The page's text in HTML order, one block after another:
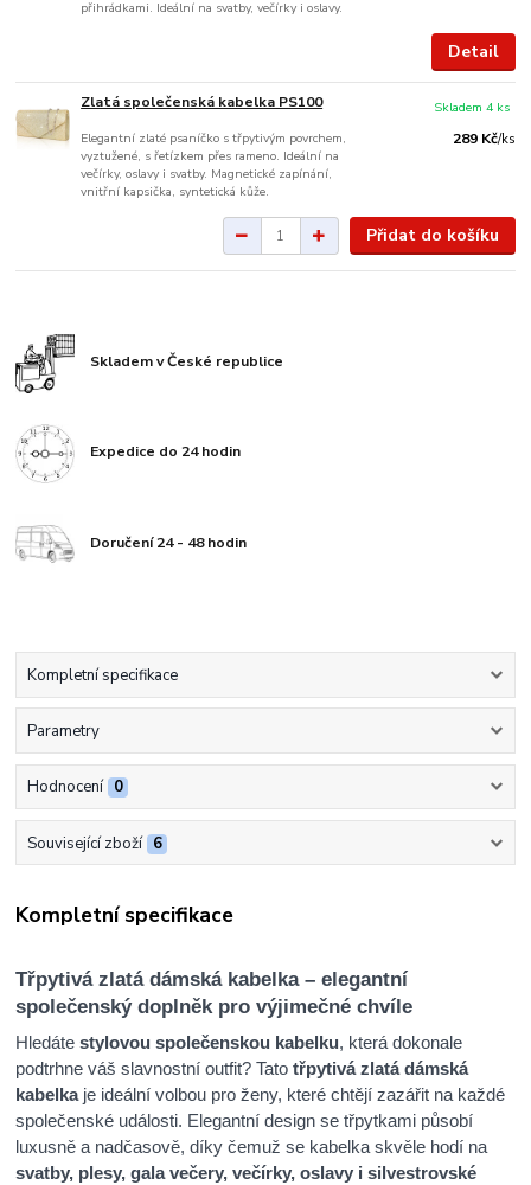
přihrádkami. Ideální na svatby, večírky i oslavy.
Detail
Zlatá společenská kabelka PS100
Elegantní zlaté psaníčko s třpytivým povrchem,
vyztužené, s řetízkem přes rameno. Ideální na
večírky, oslavy i svatby. Magnetické zapínání,
vnitřní kapsička, syntetická kůže.
289 Kč/ks
Skladem 4 ks
Přidat do košíku
Skladem v České republice
Expedice do 24 hodin
Doručení 24 - 48 hodin
Kompletní specifikace
Parametry
Hodnocení 0
Související zboží 6
Kompletní specifikace
Třpytivá zlatá dámská kabelka – elegantní
společenský doplněk pro výjimečné chvíle
Hledátestylovou společenskou kabelku, která dokonale
podtrhne váš slavnostní outfit? Tatotřpytivá zlatá dámská
kabelkaje ideální volbou pro ženy, které chtějí zazářit na každé
společenské události. Elegantní design se třpytkami působí
luxusně a nadčasově, díky čemuž se kabelka skvěle hodí na
svatby, plesy, gala večery, večírky, oslavy i silvestrovské